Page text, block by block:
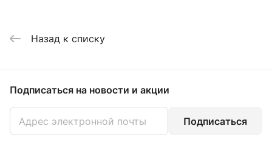
Назад к списку
Подписаться на новости и акции
Подписаться